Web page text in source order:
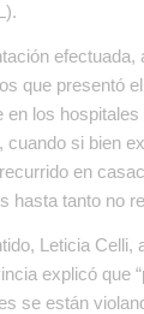
que presentó
en los
cuando si bien
en
hasta tanto no
Leticia Celli,
explicó que
se están